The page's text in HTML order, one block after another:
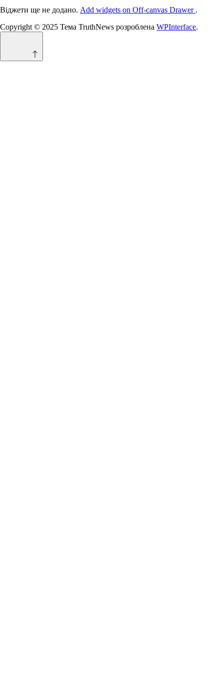
Віджети ще не додано. Add widgets on Off-canvas Drawer .
Copyright © 2025 Тема TruthNews розроблена WPInterface.